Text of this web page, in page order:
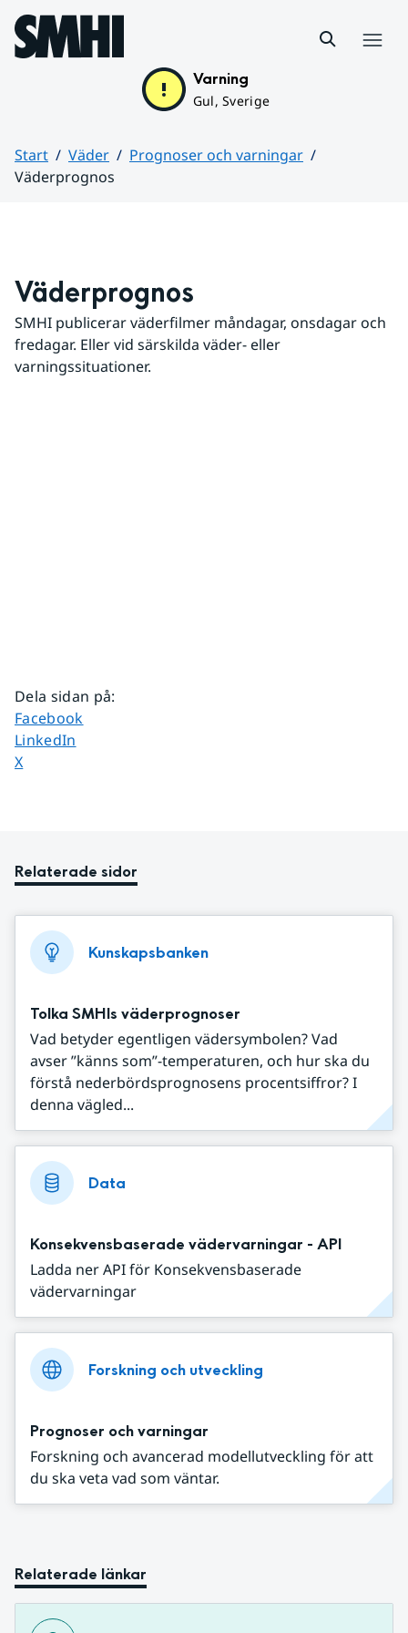
Hoppa till sidans innehåll
Varning
Gul, Sverige
Start Väder
Prognoser och varningar
Väderprognos
Väderprognos
SMHI publicerar väderfilmer måndagar, onsdagar och
fredagar. Eller vid särskilda väder- eller
varningssituationer.
Dela sidan på:
Dela sidan på
Facebook
Dela sidan på
LinkedIn
Dela sidan på
X
Relaterade sidor
Kunskapsbanken
Tolka SMHIs väderprognoser
Vad betyder egentligen vädersymbolen? Vad
avser ”känns som”-temperaturen, och hur ska du
förstå nederbördsprognosens procentsiffror? I
denna vägled...
Data
Konsekvensbaserade vädervarningar - API
Ladda ner API för Konsekvensbaserade
vädervarningar
Forskning och utveckling
Prognoser och varningar
Forskning och avancerad modellutveckling för att
du ska veta vad som väntar.
Relaterade länkar